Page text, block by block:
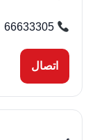
66633305
اتصال